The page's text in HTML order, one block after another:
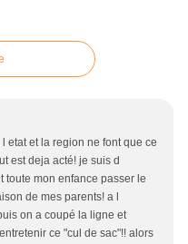
etat et la region ne font que ce
est deja acté! je suis d
toute mon enfance passer le
de mes parents! a l
on a coupé la ligne et
ce "cul de sac"!! alors